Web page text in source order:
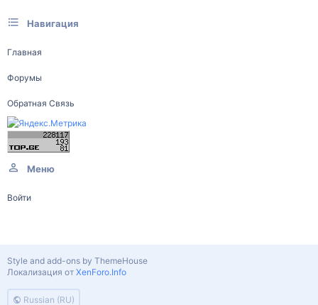
Навигация
Главная
Форумы
Обратная Связь
Меню
Войти
Russian (RU)
Style and add-ons by ThemeHouse
Локализация от XenForo.Info